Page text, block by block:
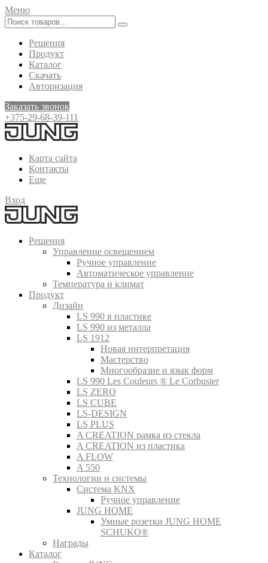
Меню
Решения
Продукт
Каталог
Скачать
Авторизация
Заказать звонок
+375-29-68-39-111
Карта сайта
Контакты
Еще
Вход
Решения
Управление освещением
Ручное управление
Автоматическое управление
Температура и климат
Продукт
Дизайн
LS 990 в пластике
LS 990 из металла
LS 1912
Новая интерпретация
Мастерство
Многообразие и язык форм
LS 990 Les Couleurs ® Le Corbusier
LS ZERO
LS CUBE
LS-DESIGN
LS PLUS
A CREATION рамка из стекла
A CREATION из пластика
A FLOW
A 550
Технологии и системы
Система KNX
Ручное управление
JUNG HOME
Умные розетки JUNG HOME
SCHUKO®
Награды
Каталог